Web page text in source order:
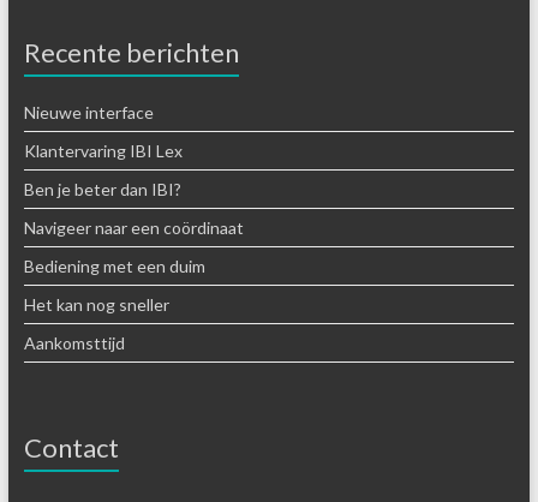
Recente berichten
Nieuwe interface
Klantervaring IBI Lex
Ben je beter dan IBI?
Navigeer naar een coördinaat
Bediening met een duim
Het kan nog sneller
Aankomsttijd
Contact